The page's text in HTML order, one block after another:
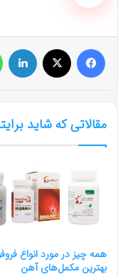
مقالاتی که شاید
همه چیز در مورد انواع
بهترین مکمل‌های آهن